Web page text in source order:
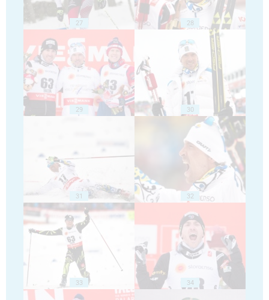
27 28
29 30
31 32
33 34